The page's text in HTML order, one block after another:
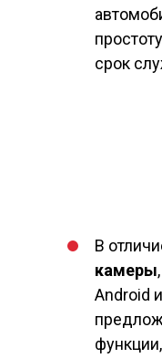
срок
В
камеры
Android